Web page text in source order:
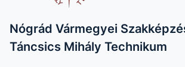
Nógrád Vármegyei
Táncsics Mihály Technikum